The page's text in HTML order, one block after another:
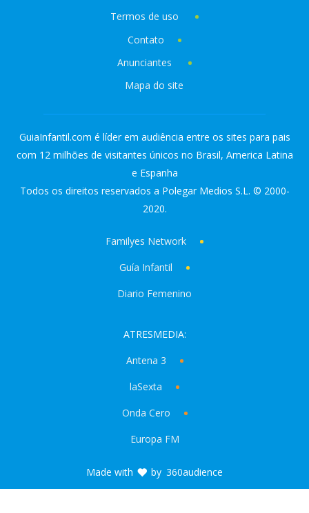
Termos de uso
Contato
Anunciantes
Mapa do site
GuiaInfantil.com é líder em audiência entre os sites para pais
com 12 milhões de visitantes únicos no Brasil, America Latina
e Espanha
Todos os direitos reservados a Polegar Medios S.L. © 2000-
2020.
Familyes Network
Guía Infantil
Diario Femenino
ATRESMEDIA:
Antena 3
laSexta
Onda Cero
Europa FM
Made with by 360audience